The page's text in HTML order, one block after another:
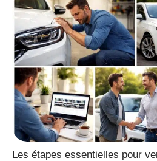
Les étapes essentielles pour